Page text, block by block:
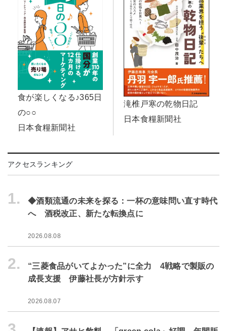
食が楽しくなる♪365日
の○○
日本食糧新聞社
滝椎戸寒の乾物日記
日本食糧新聞社
アクセスランキング
1.
◆酒類流通の未来を探る：一杯の意味問い直す時代
へ 酒税改正、新たな転換点に
2026.08.08
2.
“三菱食品がいてよかった”に全力 4戦略で製販の
成長支援 伊藤社長が方針示す
2026.08.07